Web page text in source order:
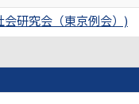
研究会（東京例会）)